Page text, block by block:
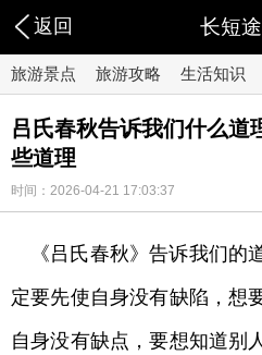
返回 长短途
旅游景点 旅游攻略 生活知识
吕氏春秋告诉我们什么道
些道理
时间：2026-04-21 17:03:37
《吕氏春秋》告诉我们的
定要先使自身没有缺陷，想
自身没有缺点，要想知道别